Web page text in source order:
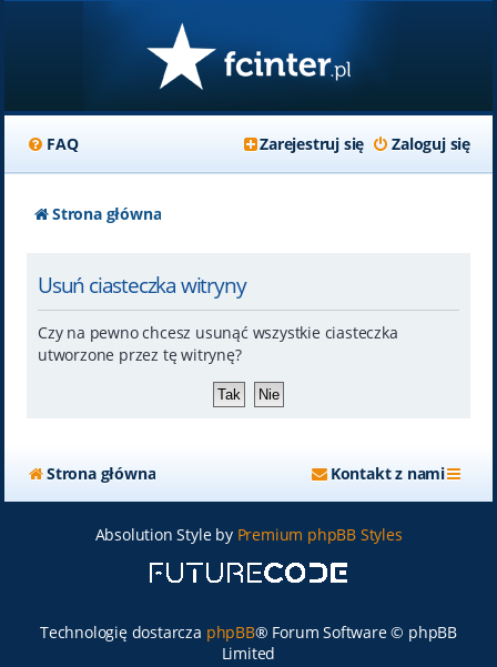
FAQ Zaloguj się
Zarejestruj się
Strona główna
Usuń ciasteczka witryny
Czy na pewno chcesz usunąć wszystkie ciasteczka
utworzone przez tę witrynę?
Strona główna Kontakt z nami
Absolution Style by Premium phpBB Styles
Technologię dostarcza phpBB® Forum Software © phpBB
Limited